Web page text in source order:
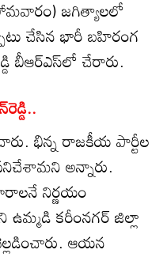
జగిత్యాలలో
చేసిన భారీ బహిరంగ
బీఆర్ఎస్‌లో చేరారు.
భిన్న రాజకీయ పార్టీల
అన్నారు.
నిర్ణయం
ఉమ్మడి కరీంనగర్‌ జిల్లా
ఆయన